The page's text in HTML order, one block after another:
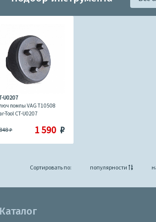
U0207
помпы VAG T10508
Tool CT-U0207
₽ 1 590 ₽
Сортировать по: популярности
Каталог